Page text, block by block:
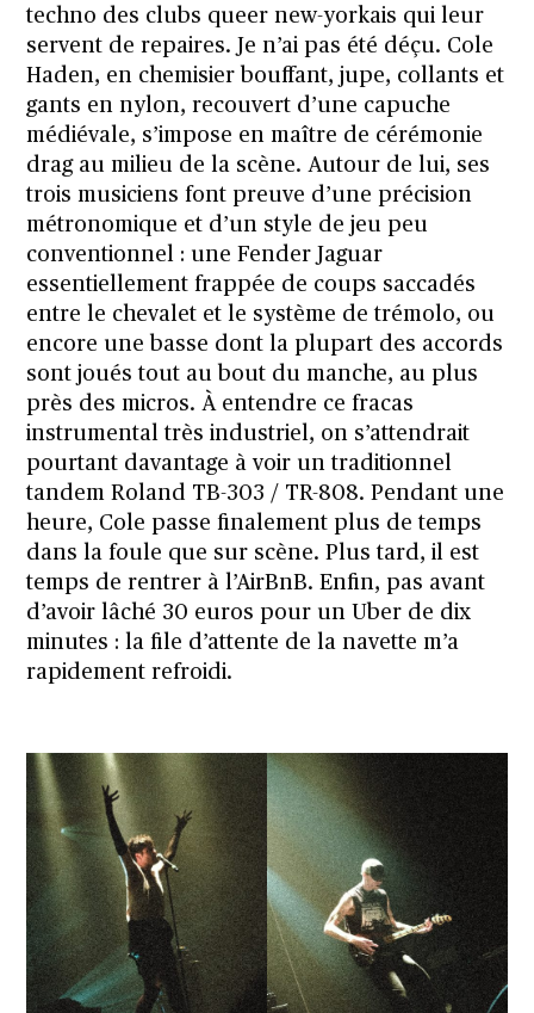
techno des clubs queer new-yorkais qui leur
servent de repaires. Je n’ai pas été déçu. Cole
Haden, en chemisier bouffant, jupe, collants et
gants en nylon, recouvert d’une capuche
médiévale, s’impose en maître de cérémonie
drag au milieu de la scène. Autour de lui, ses
trois musiciens font preuve d’une précision
métronomique et d’un style de jeu peu
conventionnel : une Fender Jaguar
essentiellement frappée de coups saccadés
entre le chevalet et le système de trémolo, ou
encore une basse dont la plupart des accords
sont joués tout au bout du manche, au plus
près des micros. À entendre ce fracas
instrumental très industriel, on s’attendrait
pourtant davantage à voir un traditionnel
tandem Roland TB-303 / TR-808. Pendant une
heure, Cole passe finalement plus de temps
dans la foule que sur scène. Plus tard, il est
temps de rentrer à l’AirBnB. Enfin, pas avant
d’avoir lâché 30 euros pour un Uber de dix
minutes : la file d’attente de la navette m’a
rapidement refroidi.